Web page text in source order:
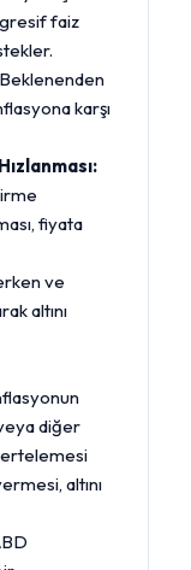
faiz
Beklenenden
karşı
fiyata
ve
altını
diğer
ertelemesi
altını